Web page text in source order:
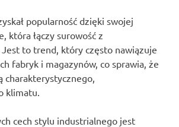
popularność dzięki swojej
która łączy surowość z
to trend, który często nawiązuje
fabryk i magazynów, co sprawia, że
charakterystycznego,
klimatu.
cech stylu industrialnego jest